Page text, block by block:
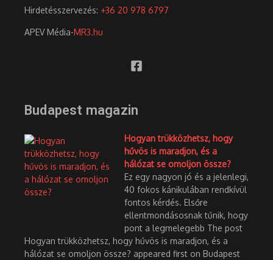
Hirdetésszervezés: +36 20 978 6797
APEV Média-MR3.hu
Budapest magazin
Hogyan trükközhetsz, hogy
hűvös is maradjon, és a
hálózat se omoljon össze?
Ez egy nagyon jó és a jelenlegi,
40 fokos kánikulában rendkívül
fontos kérdés. Elsőre
ellentmondásosnak tűnik, hogy
pont a legmelegebb The post
Hogyan trükközhetsz, hogy hűvös is maradjon, és a
hálózat se omoljon össze? appeared first on Budapest